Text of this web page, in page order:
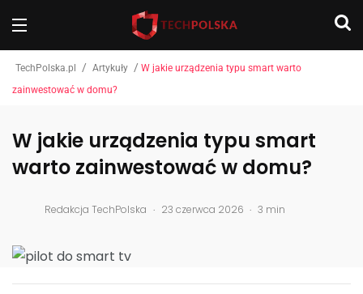
TechPolska.pl / Artykuły / W jakie urządzenia typu smart warto
zainwestować w domu?
W jakie urządzenia typu smart
warto zainwestować w domu?
Redakcja TechPolska . 23 czerwca 2026 . 3 min